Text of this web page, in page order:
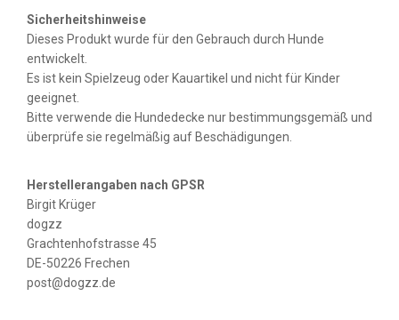
Sicherheitshinweise
Dieses Produkt wurde für den Gebrauch durch Hunde
entwickelt.
Es ist kein Spielzeug oder Kauartikel und nicht für Kinder
geeignet.
Bitte verwende die Hundedecke nur bestimmungsgemäß und
überprüfe sie regelmäßig auf Beschädigungen.
Herstellerangaben nach GPSR
Birgit Krüger
dogzz
Grachtenhofstrasse 45
DE-50226 Frechen
post@dogzz.de